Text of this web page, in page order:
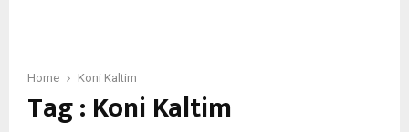
Home Koni Kaltim
Tag : Koni Kaltim